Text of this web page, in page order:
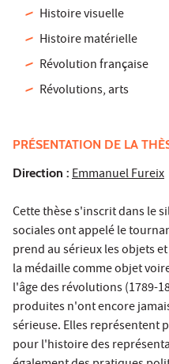
Histoire visuelle
Histoire matérielle
Révolution française
Révolutions, arts
PRÉSENTATION DE LA
Direction : Emmanuel Fureix
Cette thèse s'inscrit dans le
sociales ont appelé le
prend au sérieux les objets
la médaille comme objet
l'âge des révolutions (1789-
produites n'ont encore
sérieuse. Elles représentent
pour l'histoire des